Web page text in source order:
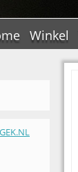
Winkel